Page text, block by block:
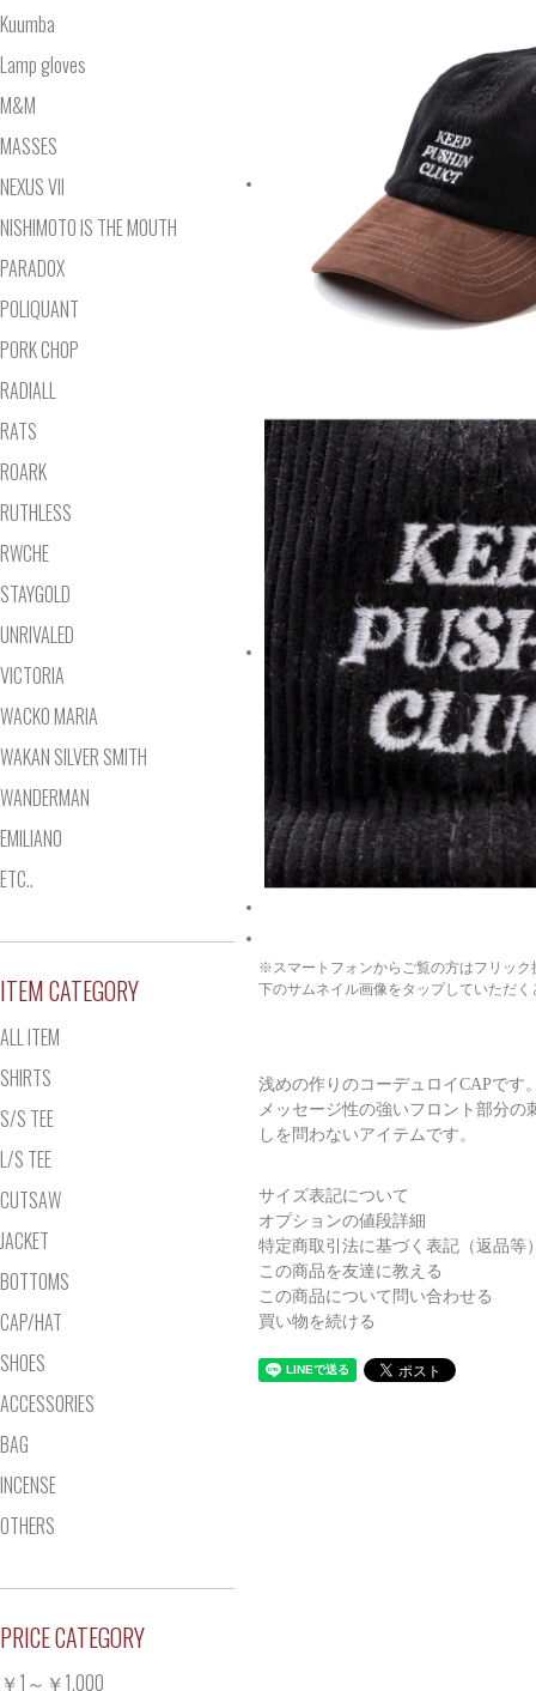
※スマートフォンからご覧の方はフリック
下のサムネイル画像をタップしていただ
浅めの作りのコーデュロイCAPです
メッセージ性の強いフロント部分
しを問わないアイテムです。
サイズ表記について
オプションの値段詳細
特定商取引法に基づく表記（返品等
この商品を友達に教える
この商品について問い合わせる
買い物を続ける
Kuumba
Lamp gloves
M&M
MASSES
NEXUS VII
NISHIMOTO IS THE MOUTH
PARADOX
POLIQUANT
PORK CHOP
RADIALL
RATS
ROARK
RUTHLESS
RWCHE
STAYGOLD
UNRIVALED
VICTORIA
WACKO MARIA
WAKAN SILVER SMITH
WANDERMAN
EMILIANO
ETC..
ITEM CATEGORY
ALL ITEM
SHIRTS
S/S TEE
L/S TEE
CUTSAW
JACKET
BOTTOMS
CAP/HAT
SHOES
ACCESSORIES
BAG
INCENSE
OTHERS
PRICE CATEGORY
￥1～￥1,000